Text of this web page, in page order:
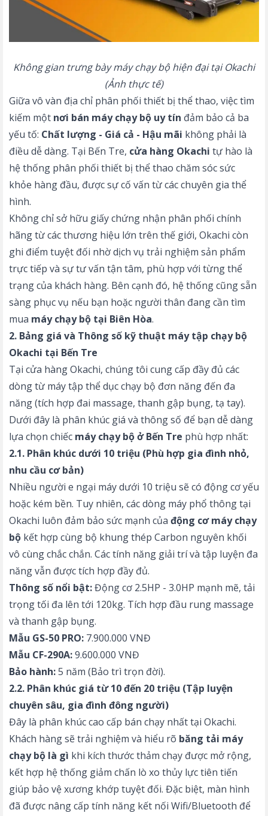
Không gian trưng bày máy chạy bộ hiện đại tại Okachi
(Ảnh thực tế)
Giữa vô vàn địa chỉ phân phối thiết bị thể thao, việc tìm
kiếm một nơi bán máy chạy bộ uy tín đảm bảo cả ba
yếu tố: Chất lượng - Giá cả - Hậu mãi không phải là
điều dễ dàng. Tại Bến Tre, cửa hàng Okachi tự hào là
hệ thống phân phối thiết bị thể thao chăm sóc sức
khỏe hàng đầu, được sự cố vấn từ các chuyên gia thể
hình.
Không chỉ sở hữu giấy chứng nhận phân phối chính
hãng từ các thương hiệu lớn trên thế giới, Okachi còn
ghi điểm tuyệt đối nhờ dịch vụ trải nghiệm sản phẩm
trực tiếp và sự tư vấn tận tâm, phù hợp với từng thể
trạng của khách hàng. Bên cạnh đó, hệ thống cũng sẵn
sàng phục vụ nếu bạn hoặc người thân đang cần tìm
mua máy chạy bộ tại Biên Hòa.
2. Bảng giá và Thông số kỹ thuật máy tập chạy bộ
Okachi tại Bến Tre
Tại cửa hàng Okachi, chúng tôi cung cấp đầy đủ các
dòng từ máy tập thể dục chạy bộ đơn năng đến đa
năng (tích hợp đai massage, thanh gập bụng, tạ tay).
Dưới đây là phân khúc giá và thông số để bạn dễ dàng
lựa chọn chiếc máy chạy bộ ở Bến Tre phù hợp nhất:
2.1. Phân khúc dưới 10 triệu (Phù hợp gia đình nhỏ,
nhu cầu cơ bản)
Nhiều người e ngại máy dưới 10 triệu sẽ có động cơ yếu
hoặc kém bền. Tuy nhiên, các dòng máy phổ thông tại
Okachi luôn đảm bảo sức mạnh của động cơ máy chạy
bộ kết hợp cùng bộ khung thép Carbon nguyên khối
vô cùng chắc chắn. Các tính năng giải trí và tập luyện đa
năng vẫn được tích hợp đầy đủ.
Thông số nổi bật:Động cơ 2.5HP - 3.0HP mạnh mẽ, tải
trọng tối đa lên tới 120kg. Tích hợp đầu rung massage
và thanh gập bụng.
Mẫu GS-50 PRO: 7.900.000 VNĐ
Mẫu CF-290A:9.600.000 VNĐ
Bảo hành:5 năm (Bảo trì trọn đời).
2.2. Phân khúc giá từ 10 đến 20 triệu (Tập luyện
chuyên sâu, gia đình đông người)
Đây là phân khúc cao cấp bán chạy nhất tại Okachi.
Khách hàng sẽ trải nghiệm và hiểu rõ băng tải máy
chạy bộ là gì khi kích thước thảm chạy được mở rộng,
kết hợp hệ thống giảm chấn lò xo thủy lực tiên tiến
giúp bảo vệ xương khớp tuyệt đối. Đặc biệt, màn hình
đã được nâng cấp tính năng kết nối Wifi/Bluetooth để